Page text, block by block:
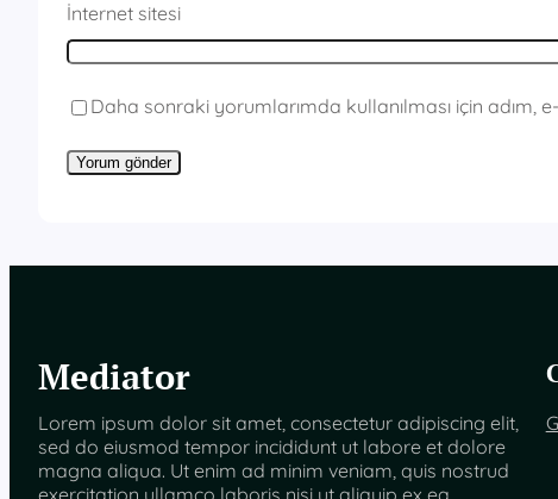
İnternet sitesi
Daha sonraki yorumlarımda kullanılması için adım,
Mediator
Lorem ipsum dolor sit amet, consectetur adipiscing elit,
sed do eiusmod tempor incididunt ut labore et dolore
magna aliqua. Ut enim ad minim veniam, quis nostrud